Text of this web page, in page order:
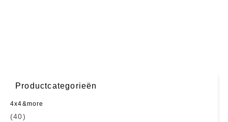
Productcategorieën
4x4&more
(40)